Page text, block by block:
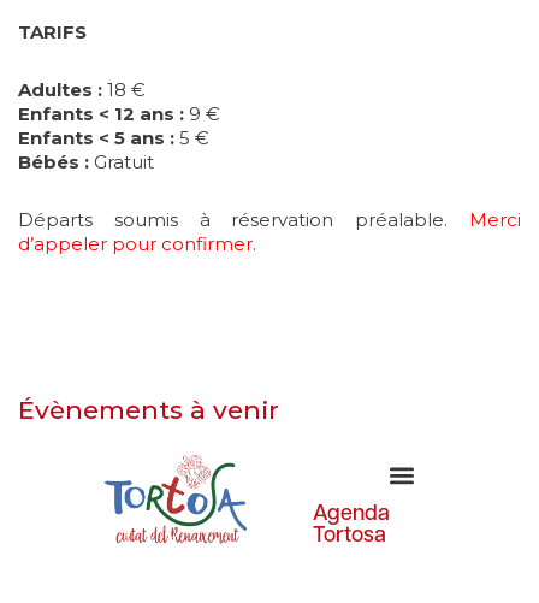
TARIFS
Adultes : 18 €
Enfants < 12 ans : 9 €
Enfants < 5 ans : 5 €
Bébés : Gratuit
Départs soumis à réservation préalable. Merci
d’appeler pour confirmer.
Évènements à venir